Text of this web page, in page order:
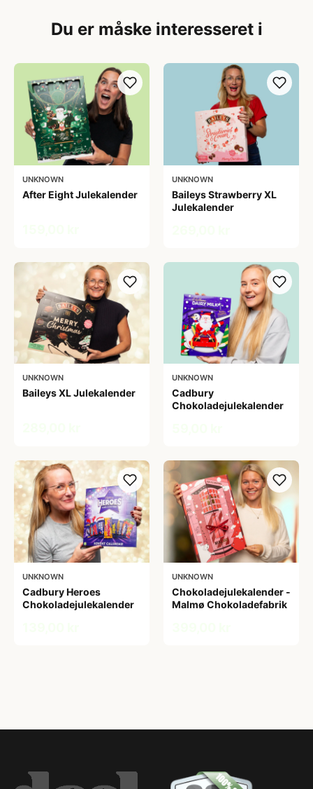
Du er måske interesseret i
UNKNOWN
After Eight Julekalender
UNKNOWN
Baileys Strawberry XL
Julekalender
UNKNOWN
Baileys XL Julekalender
UNKNOWN
Cadbury
Chokoladejulekalender
UNKNOWN
Cadbury Heroes
Chokoladejulekalender
UNKNOWN
Chokoladejulekalender -
Malmø Chokoladefabrik